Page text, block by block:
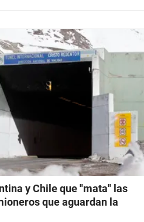
y Chile que "mata" las
que aguardan la